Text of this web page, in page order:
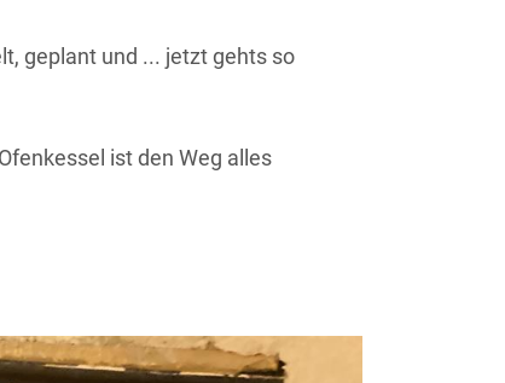
geplant und ... jetzt gehts so
ist den Weg alles